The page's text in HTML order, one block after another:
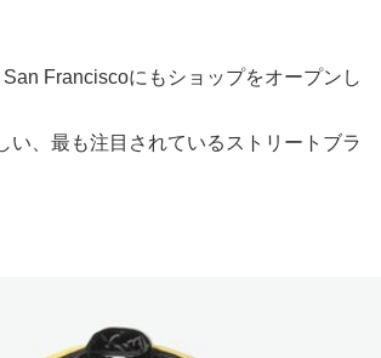
Franciscoにもショップをオープンし
い、最も注目されているストリートブラ